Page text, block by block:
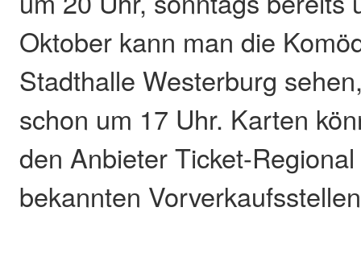
Oktober kann man die
Stadthalle Westerburg
schon um 17 Uhr. Karten
den Anbieter Ticket-
bekannten